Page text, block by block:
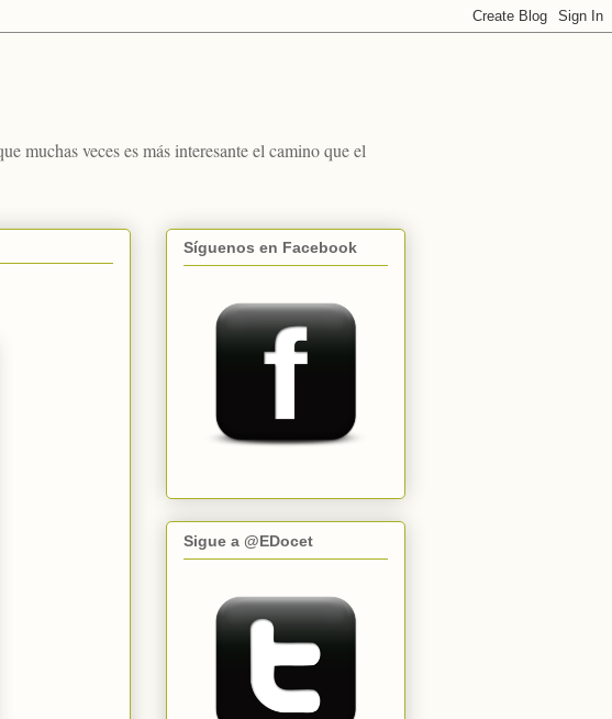
muchas veces es más interesante el camino que el
Síguenos en Facebook
Sigue a @EDocet